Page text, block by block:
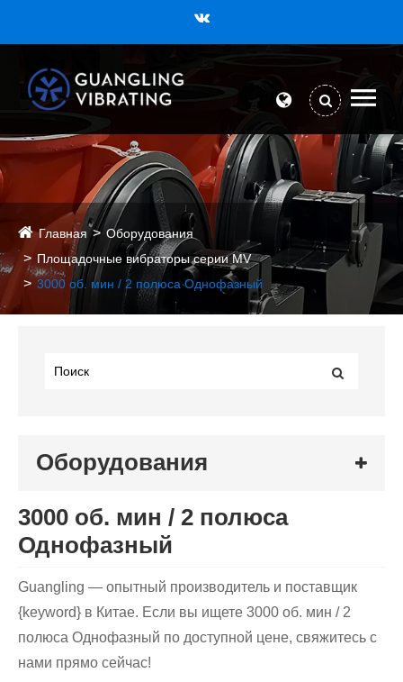
Главная
Оборудования
Площадочные вибраторы серии MV
3000 об. мин / 2 полюса Однофазный
Оборудования
3000 об. мин / 2 полюса
Однофазный
Guangling — опытный производитель и поставщик
{keyword} в Китае. Если вы ищете 3000 об. мин / 2
полюса Однофазный по доступной цене, свяжитесь с
нами прямо сейчас!